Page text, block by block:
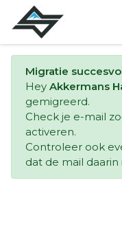
Migratie
Hey Akkermans
gemigreerd.
Check je e-mail
activeren.
Controleer ook
dat de mail daarin